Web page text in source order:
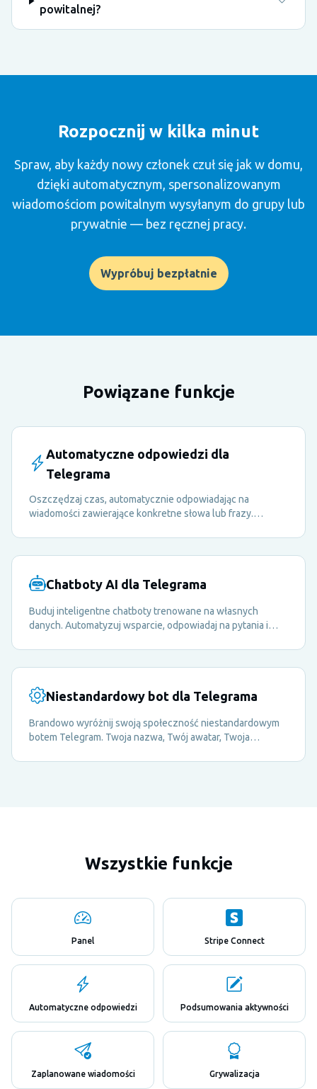
powitalnej?
Rozpocznij w kilka minut
Spraw, aby każdy nowy członek czuł się jak w domu,
dzięki automatycznym, spersonalizowanym
wiadomościom powitalnym wysyłanym do grupy lub
prywatnie — bez ręcznej pracy.
Wypróbuj bezpłatnie
Powiązane funkcje
Automatyczne odpowiedzi dla
Telegrama
Oszczędzaj czas, automatycznie odpowiadając na
wiadomości zawierające konkretne słowa lub frazy.
— wszystko na autopilocie.
Chatboty AI dla Telegrama
Buduj inteligentne chatboty trenowane na własnych
danych. Automatyzuj wsparcie, odpowiadaj na pytania i
dobę.
Niestandardowy bot dla Telegrama
Brandowo wyróżnij swoją społeczność niestandardowym
botem Telegram. Twoja nazwa, Twój awatar, Twoja
doświadczenie.
Wszystkie funkcje
Panel Stripe Connect
Automatyczne odpowiedzi Podsumowania aktywności
Zaplanowane wiadomości Grywalizacja